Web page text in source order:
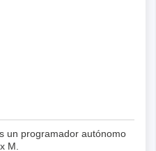
un programador autónomo
M.